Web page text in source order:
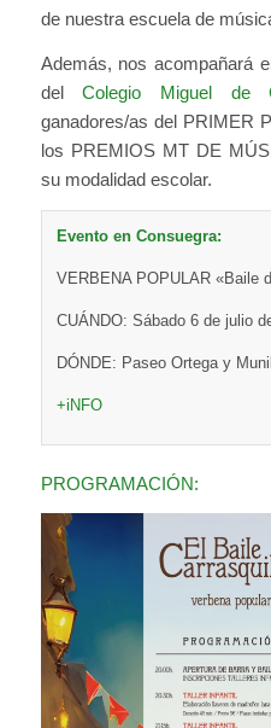
de nuestra escuela de
Además, nos acompañará
delColegio Miguel de
ganadores/as del PRIMER
los PREMIOS MT DE
su modalidad escolar.
Evento en Consuegra:
VERBENA POPULAR «Baile
CUÁNDO: Sábado 6 de julio
DÓNDE: Paseo Ortega y
+iNFO
PROGRAMACIÓN: